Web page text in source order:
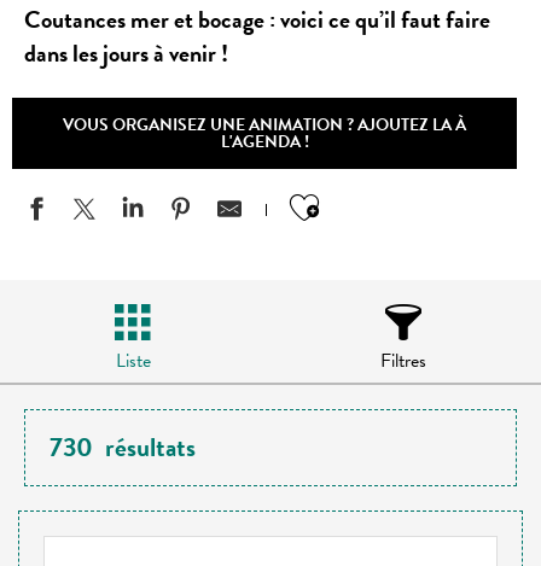
Coutances mer et bocage : voici ce qu’il faut faire
dans les jours à venir !
VOUS ORGANISEZ UNE ANIMATION ? AJOUTEZ LA À
L'AGENDA !
Ajouter aux
Liste Filtres
730 résultats